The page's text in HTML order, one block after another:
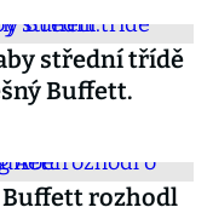
střední třídě
Buffett.
Buffett rozhodl